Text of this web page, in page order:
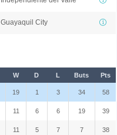
Guayaquil City
W D L Buts Pts
19 1 3 34 58
11 6 6 19 39
11 5 7 7 38